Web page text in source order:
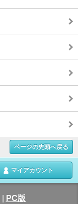
ページの先頭へ戻る
マイアカウント
PC版